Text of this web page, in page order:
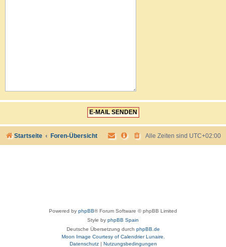
Startseite Foren-Übersicht Alle Zeiten sind UTC+02:00
Powered by phpBB® Forum Software © phpBB Limited
Style by phpBB Spain
Deutsche Übersetzung durch phpBB.de
Moon Image Courtesy of Calendrier Lunaire.
Datenschutz| Nutzungsbedingungen